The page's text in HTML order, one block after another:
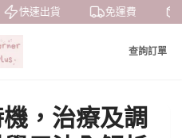
快速出貨 免運費
查詢訂單
，治療及調